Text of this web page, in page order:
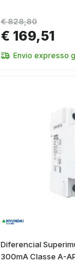
€ 169,51
€ 828,80
Envio expresso
Diferencial
300mA Classe A-